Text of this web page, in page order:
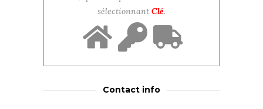
sélectionnant Clé.
Contact info